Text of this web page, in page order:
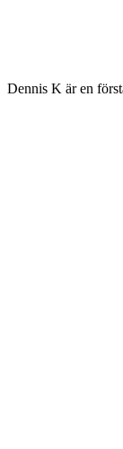
Dennis K är en